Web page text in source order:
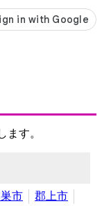
す。
市
郡上市